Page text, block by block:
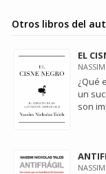
Otros libros del
EL
¿Qué
un
son